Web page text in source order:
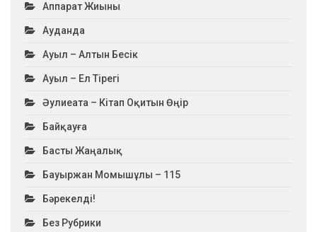
Аппарат Жиыны
Ауданда
Ауыл – Алтын Бесік
Ауыл – Ел Тірегі
Әулиеата – Кітап Оқитын Өңір
Байқауға
Басты Жаңалық
Бауыржан Момышұлы – 115
Бәрекелді!
Без Рубрики